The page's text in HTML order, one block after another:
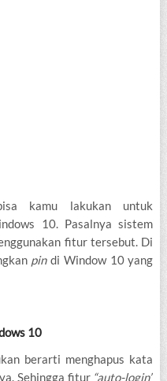
kamu lakukan untuk
10. Pasalnya sistem
fitur tersebut. Di
pindi Window 10 yang
10
berarti menghapus kata
Sehingga fitur “auto-login”